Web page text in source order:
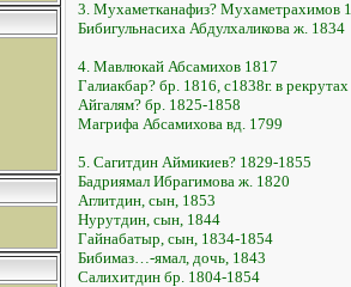
3. Мухаметканафиз? Мухаметрахимов
Бибигульнасиха Абдулхаликова ж. 1834
4. Мавлюкай Абсамихов 1817
Галиакбар? бр. 1816, с1838г. в рекрутах
Айгалям? бр. 1825-1858
Магрифа Абсамихова вд. 1799
5. Сагитдин Аймикиев? 1829-1855
Бадриямал Ибрагимова ж. 1820
Аглитдин, сын, 1853
Нурутдин, сын, 1844
Гайнабатыр, сын, 1834-1854
Бибимаз…-ямал, дочь, 1843
Салихитдин бр. 1804-1854